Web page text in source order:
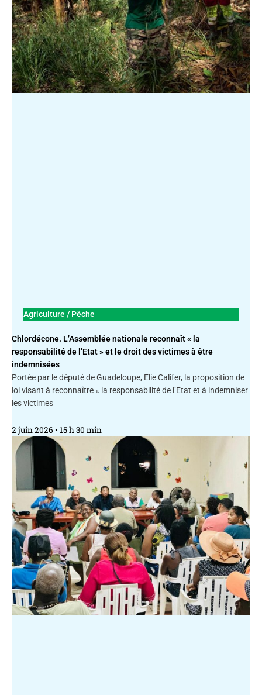
Agriculture / Pêche
Chlordécone. L’Assemblée nationale reconnaît « la
responsabilité de l’Etat » et le droit des victimes à être
indemnisées
Portée par le député de Guadeloupe, Elie Califer, la proposition de
loi visant à reconnaître « la responsabilité de l’Etat et à indemniser
les victimes
2 juin 2026 15 h 30 min